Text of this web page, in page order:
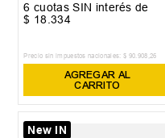
6 cuotas SIN interés de
$ 18 .334
Precio sin impuestos nacionales: $ 90.908 ,26
AGREGAR AL
CARRITO
New IN